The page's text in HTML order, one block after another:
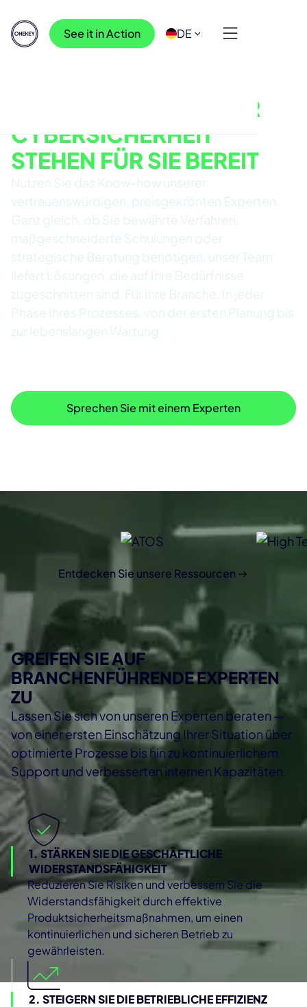
See it in Action DE
UNSERE EXPERTEN FÜR
CYBERSICHERHEIT
STEHEN FÜR SIE BEREIT
Sprechen Sie mit einem Experten
Branchenführer setzen auf ONEKEY
Entdecken Sie unsere Ressourcen
GREIFEN SIE AUF
BRANCHENFÜHRENDE EXPERTEN
ZU
Lassen Sie sich von unseren Experten beraten —
von einer ersten Einschätzung Ihrer Situation über
optimierte Prozesse bis hin zu kontinuierlichem
Support und verbesserten internen Kapazitäten.
1. STÄRKEN SIE DIE GESCHÄFTLICHE
WIDERSTANDSFÄHIGKEIT
Reduzieren Sie Risiken und verbessern Sie die
Widerstandsfähigkeit durch effektive
Produktsicherheitsmaßnahmen, um einen
kontinuierlichen und sicheren Betrieb zu
gewährleisten.
2. STEIGERN SIE DIE BETRIEBLICHE EFFIZIENZ